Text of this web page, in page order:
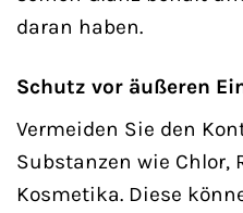
daran haben.
Schutz vor äußeren
Vermeiden Sie den
Substanzen wie
Kosmetika. Diese